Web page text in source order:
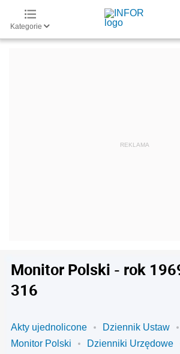
Kategorie
Monitor Polski - rok
316
Akty ujednolicone
Dziennik Ustaw
Monitor Polski
Dzienniki Urzędowe